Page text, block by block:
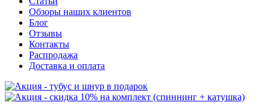
Обзоры наших клиентов
Блог
Отзывы
Контакты
Распродажа
Доставка и оплата